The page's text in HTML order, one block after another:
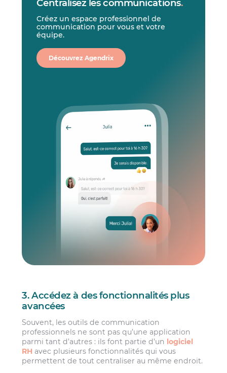
Centralisez les communications.
Créez un espace professionnel de
communication pour vous et votre
équipe.
Découvrez Agendrix
3. Accédez à des fonctionnalités plus
avancées
Souvent, les outils de communication
professionnels ne sont pas qu’une application
parmi tant d’autres : ils font partie d’un logiciel
RH avec plusieurs fonctionnalités qui vous
permettent de tout centraliser au même endroit.